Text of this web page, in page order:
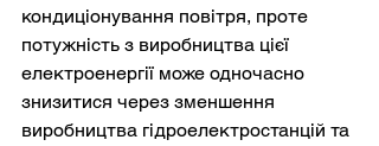
кондиціонування повітря, проте
потужність з виробництва цієї
електроенергії може одночасно
знизитися через зменшення
виробництва гідроелектростанцій та